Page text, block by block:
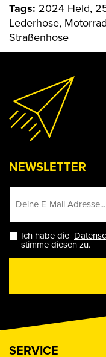
Tags: 2024 Held,
Lederhose,
Straßenhose
NEWSLETTER
Ich habe die
stimme diesen zu.
SERVICE